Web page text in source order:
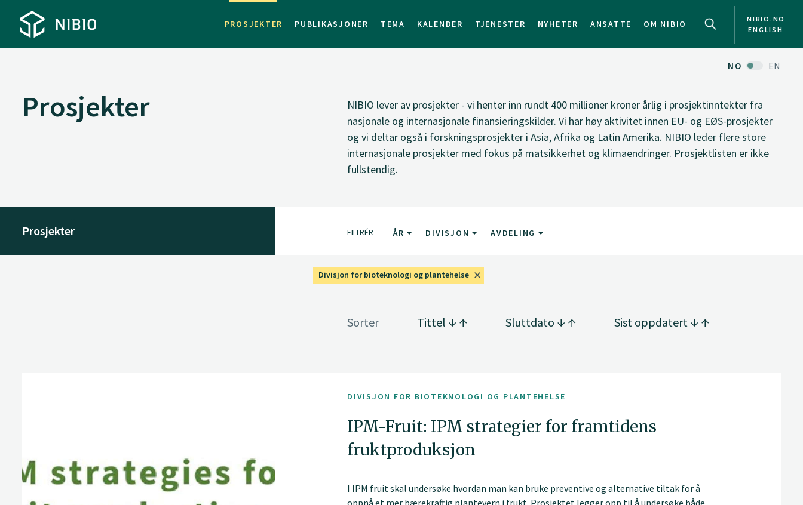
PROSJEKTER PUBLIKASJONER TEMA KALENDER TJENESTER NYHETER ANSATTE OM NIBIO
NIBIO.NO
ENGLISH
NO EN
Prosjekter
NIBIO lever av prosjekter - vi henter inn rundt 400 millioner kroner årlig i prosjektinntekter fra
nasjonale og internasjonale finansieringskilder. Vi har høy aktivitet innen EU- og EØS-prosjekter
og vi deltar også i forskningsprosjekter i Asia, Afrika og Latin Amerika. NIBIO leder flere store
internasjonale prosjekter med fokus på matsikkerhet og klimaendringer. Prosjektlisten er ikke
fullstendig.
Prosjekter FILTRÉR ÅR DIVISJON AVDELING
Divisjon for bioteknologi og plantehelse
Sorter Tittel Sluttdato Sist oppdatert
DIVISJON FOR BIOTEKNOLOGI OG PLANTEHELSE
IPM-Fruit: IPM strategier for framtidens
fruktproduksjon
I IPM fruit skal undersøke hvordan man kan bruke preventive og alternative tiltak for å